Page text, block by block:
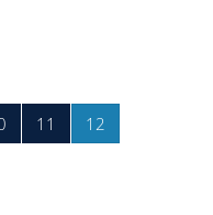
9
Страница 10
11 Страница 11
12